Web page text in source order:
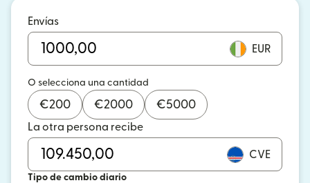
Envías
EUR
O selecciona una cantidad
€200 €2000 €5000
La otra persona recibe
CVE
Tipo de cambio diario